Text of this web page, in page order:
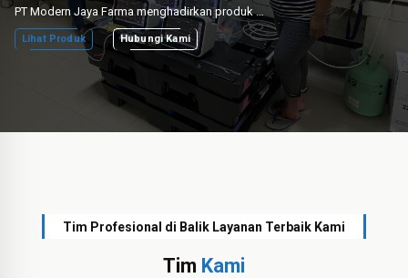
PT Modern Jaya Farma menghadirkan produk medis unggulan dengan layanan instalasi dan perawatan profesional untuk mendukung sektor kesehatan nasional.
Lihat Produk Hubungi Kami
Tim Profesional di Balik Layanan Terbaik Kami
Tim Kami